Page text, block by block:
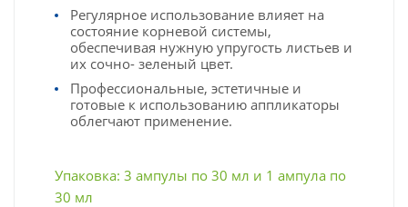
Регулярное использование влияет на
состояние корневой системы,
обеспечивая нужную упругость листьев и
их сочно- зеленый цвет.
Профессиональные, эстетичные и
готовые к использованию аппликаторы
облегчают применение.
Упаковка: 3 ампулы по 30 мл и 1 ампула по
30 мл